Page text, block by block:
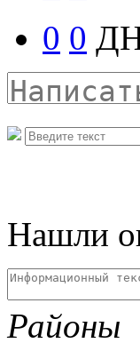
0 0
Нашли
Районы